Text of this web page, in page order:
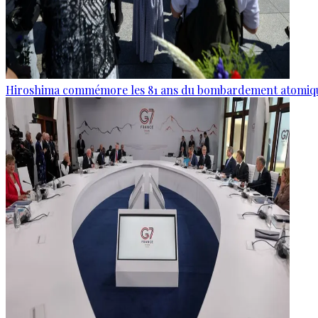
Hiroshima commémore les 81 ans du bombardement